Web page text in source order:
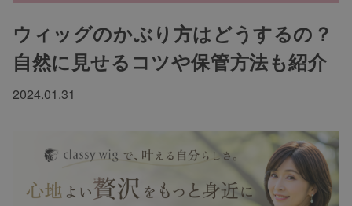
ウィッグのかぶり方はどうするの？
自然に見せるコツや保管方法も紹介
2024.01.31